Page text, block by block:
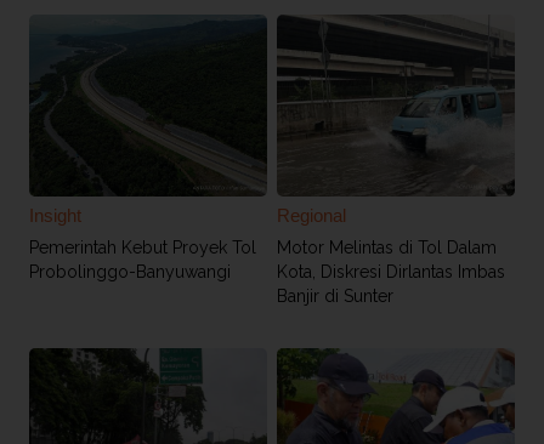
Insight
Pemerintah Kebut Proyek Tol
Probolinggo-Banyuwangi
Regional
Motor Melintas di Tol Dalam
Kota, Diskresi Dirlantas Imbas
Banjir di Sunter